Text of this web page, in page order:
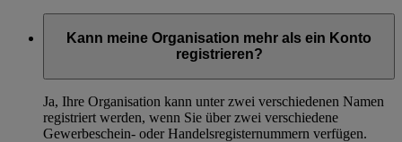
Kann meine Organisation mehr als ein Konto
registrieren?
Ja, Ihre Organisation kann unter zwei verschiedenen Namen
registriert werden, wenn Sie über zwei verschiedene
Gewerbeschein- oder Handelsregisternummern verfügen.